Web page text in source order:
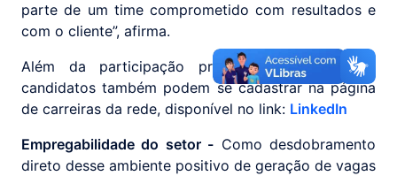
parte de um time comprometido com resultados e
com o cliente”, afirma.
Além da participação presencial na ação, os
candidatos também podem se cadastrar na página
de carreiras da rede, disponível no link: LinkedIn
Empregabilidade do setor - Como desdobramento
direto desse ambiente positivo de geração de vagas